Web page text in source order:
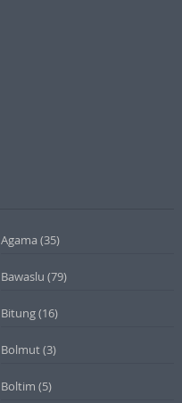
Agama (35)
Bawaslu (79)
Bitung(16)
Bolmut(3)
Boltim (5)